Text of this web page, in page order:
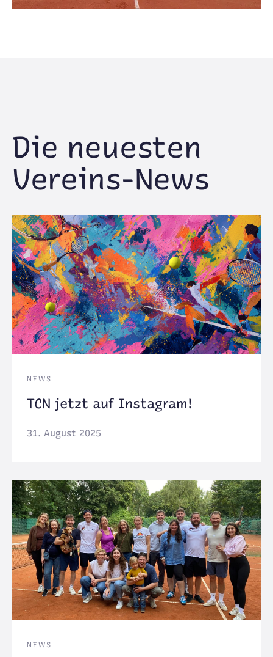
Die neuesten
Vereins-News
NEWS
TCN jetzt auf Instagram!
31. August 2025
NEWS